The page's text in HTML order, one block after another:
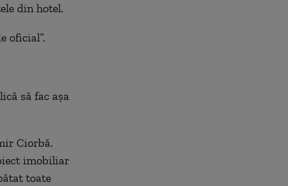
din hotel.
oficial”.
să fac așa
Ciorbă.
imobiliar
toate